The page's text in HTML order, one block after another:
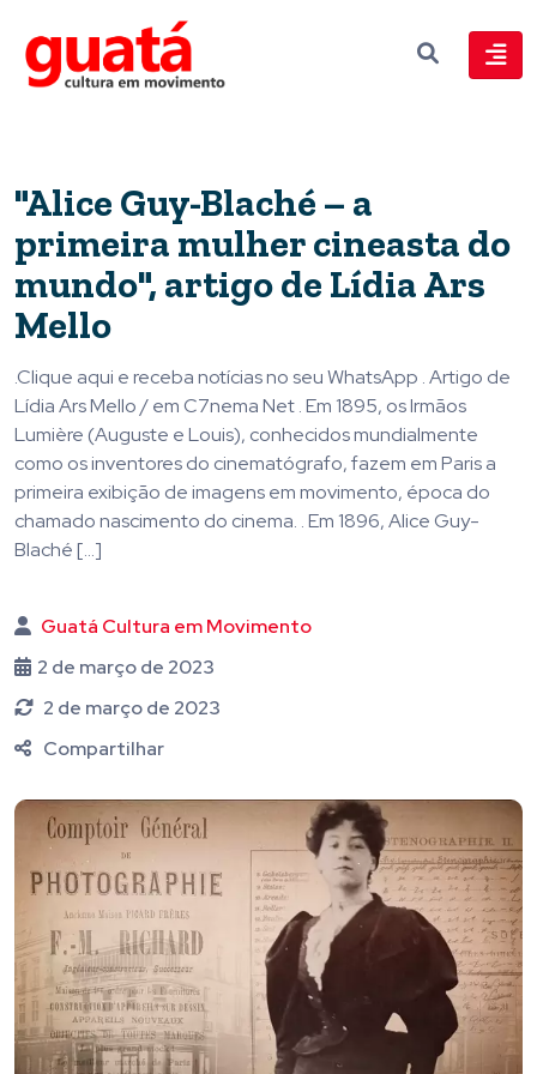
"Alice Guy-Blaché – a
primeira mulher cineasta do
mundo", artigo de Lídia Ars
Mello
.Clique aqui e receba notícias no seu WhatsApp . Artigo de
Lídia Ars Mello / em C7nema Net . Em 1895, os Irmãos
Lumière (Auguste e Louis), conhecidos mundialmente
como os inventores do cinematógrafo, fazem em Paris a
primeira exibição de imagens em movimento, época do
chamado nascimento do cinema. . Em 1896, Alice Guy-
Blaché […]
Guatá Cultura em Movimento
2 de março de 2023
2 de março de 2023
Compartilhar